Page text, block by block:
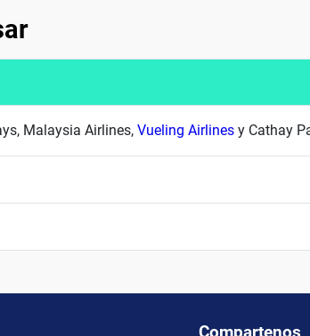
Malaysia Airlines, Vueling Airlines y Cathay
Compartenos